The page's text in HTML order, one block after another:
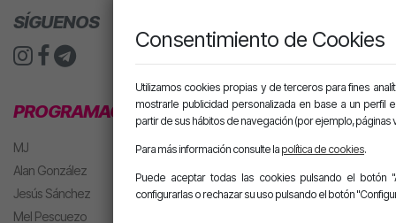
SÍGUENOS
PROGRAMACIÓN
MJ
Alan González
Jesús Sánchez
Mel Pescuezo
Consentimiento de Cookies
Utilizamos cookies propias y de terceros para fines
mostrarle publicidad personalizada en base a un perfil
partir de sus hábitos de navegación (por ejemplo, páginas
Para más información consulte la política de cookies.
Puede aceptar todas las cookies pulsando el botón
configurarlas o rechazar su uso pulsando el botón